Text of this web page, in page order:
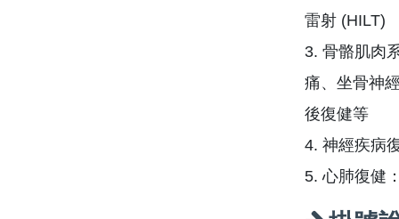
雷射 (HILT)
3. 骨骼肌肉
痛、坐骨神
後復健等
4. 神經疾病
5. 心肺復健